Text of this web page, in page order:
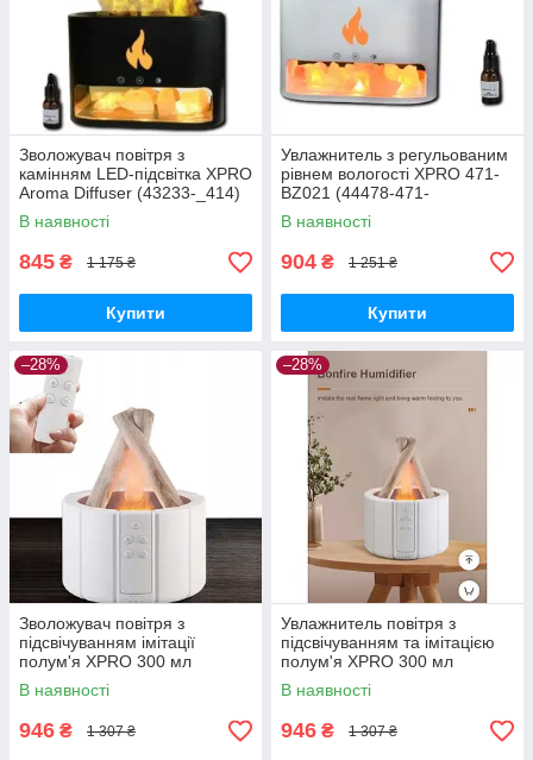
Зволожувач повітря з
камінням LED-підсвітка XPRO
Aroma Diffuser (43233-_414)
В наявності
845 ₴ 1 175 ₴
Купити
Увлажнитель з регульованим
рівнем вологості XPRO 471-
BZ021 (44478-471-
BZ021_460)
В наявності
904 ₴ 1 251 ₴
Купити
–28%
Зволожувач повітря з
підсвічуванням імітації
полум'я XPRO 300 мл
(44655-_494)
В наявності
946 ₴ 1 307 ₴
–28%
Увлажнитель повітря з
підсвічуванням та імітацією
полум'я XPRO 300 мл
(44655-_496)
В наявності
946 ₴ 1 307 ₴